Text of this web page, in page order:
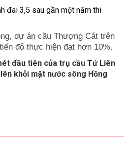
dự án cầu Thượng Cát trên
độ thực hiện đạt hơn 10%.
đầu tiên của trụ cầu Tứ Liên
khỏi mặt nước sông Hồng